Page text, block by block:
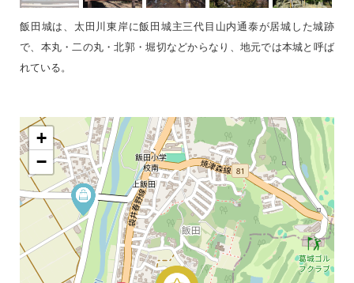
飯田城は、太田川東岸に飯田城主三代目山内通泰が居城した城跡
で、本丸・二の丸・北郭・堀切などからなり、地元では本城と呼ば
れている。
+
−